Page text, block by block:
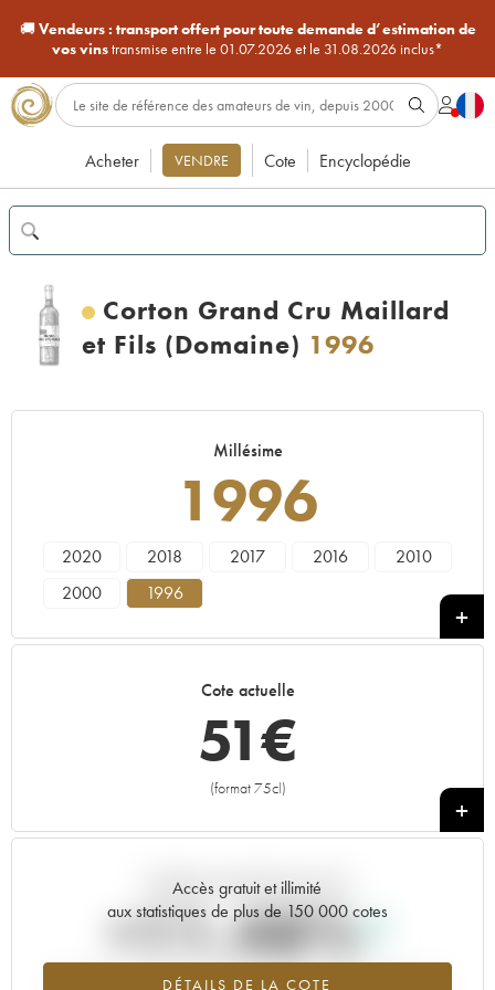
🚚Vendeurs : transport offert pour toute demande d’estimation de
vos vinstransmise entre le 01.07.2026 et le 31.08.2026 inclus*
Acheter VENDRE Cote Encyclopédie
Corton Grand Cru Maillard
et Fils (Domaine) 1996
Millésime
1996
2020 2018 2017 2016
2010
2000
1996
Cote actuelle
51€
(format 75cl)
+
Accès gratuit et illimité
aux statistiques de plus de 150 000 cotes
DÉTAILS DE LA COTE
Tendance actuelle de la cote
+11.48%
Tendance à la hausse du millésime 1996 en 2026 par rapport à